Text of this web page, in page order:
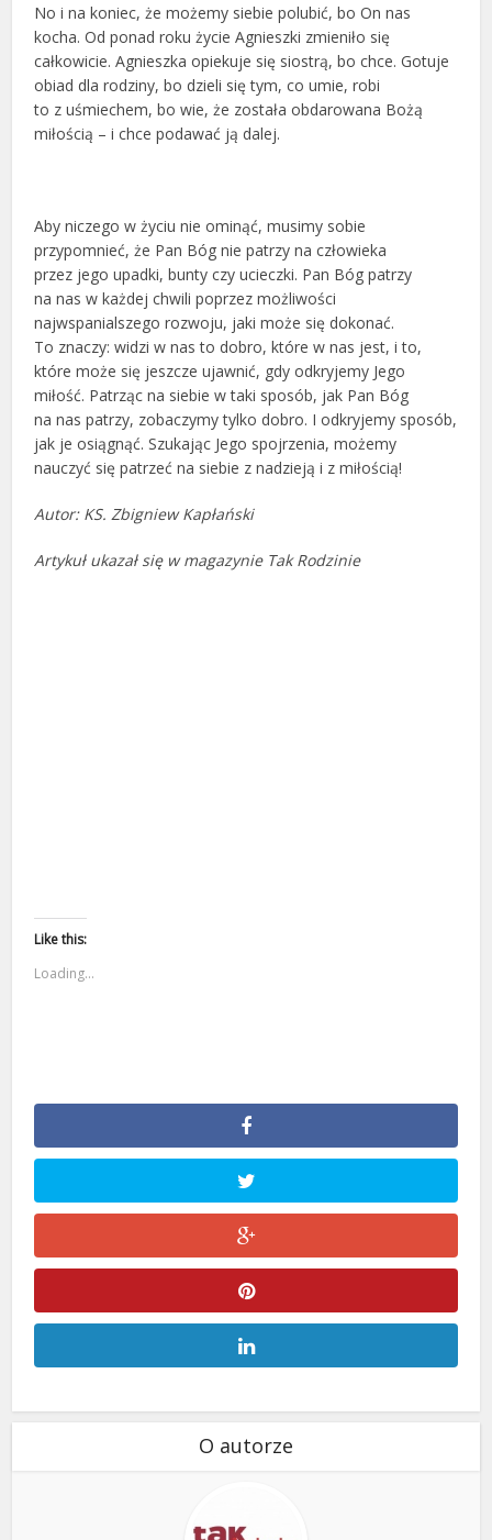
No i na koniec, że możemy siebie polubić, bo On nas
kocha. Od ponad roku życie Agnieszki zmieniło się
całkowicie. Agnieszka opiekuje się siostrą, bo chce. Gotuje
obiad dla rodziny, bo dzieli się tym, co umie, robi
to z uśmiechem, bo wie, że została obdarowana Bożą
miłością – i chce podawać ją dalej.
Aby niczego w życiu nie ominąć, musimy sobie
przypomnieć, że Pan Bóg nie patrzy na człowieka
przez jego upadki, bunty czy ucieczki. Pan Bóg patrzy
na nas w każdej chwili poprzez możliwości
najwspanialszego rozwoju, jaki może się dokonać.
To znaczy: widzi w nas to dobro, które w nas jest, i to,
które może się jeszcze ujawnić, gdy odkryjemy Jego
miłość. Patrząc na siebie w taki sposób, jak Pan Bóg
na nas patrzy, zobaczymy tylko dobro. I odkryjemy sposób,
jak je osiągnąć. Szukając Jego spojrzenia, możemy
nauczyć się patrzeć na siebie z nadzieją i z miłością!
Autor: KS. Zbigniew Kapłański
Artykuł ukazał się w magazynie Tak Rodzinie
Like this:
Loading...
O autorze